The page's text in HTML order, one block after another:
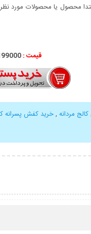
محصول یا محصولات مورد
قیمت :199000
مردانه ,خرید کفش پسرانه